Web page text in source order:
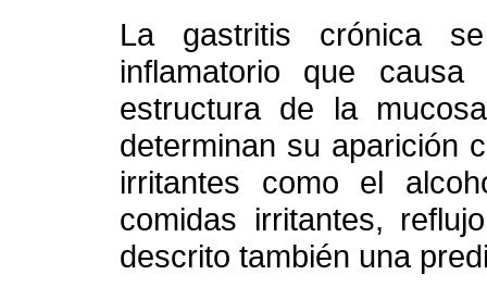
La gastritis crónica
inflamatorio que
estructura de la
determinan su aparición
irritantes como el
comidas irritantes,
descrito también una